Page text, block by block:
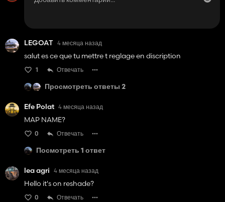
LEGOAT 4 месяца назад
salut es ce que tu mettre t reglage en discription
1 Отвечать
Просмотреть ответы 2
Efe Polat 4 месяца назад
MAP NAME?
0 Отвечать
Посмотреть 1 ответ
lea agri 4 месяца назад
Hello it's on reshade?
0 Отвечать